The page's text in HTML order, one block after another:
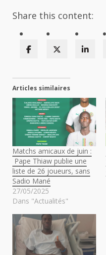
Share this content:
Articles similaires
Matchs amicaux de juin :
Pape Thiaw publie une
liste de 26 joueurs, sans
Sadio Mané
27/05/2025
Dans "Actualités"